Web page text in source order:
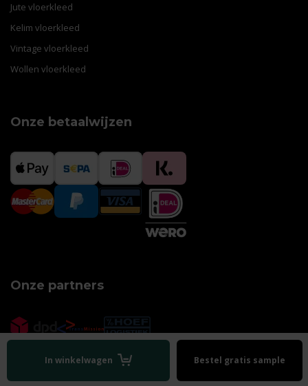
In winkelwagen Bestel gratis sample
Jute vloerkleed
Kelim vloerkleed
Vintage vloerkleed
Wollen vloerkleed
Onze betaalwijzen
Onze partners
Algemene voorwaarden |Disclaimer Privacy policy|Sitemap